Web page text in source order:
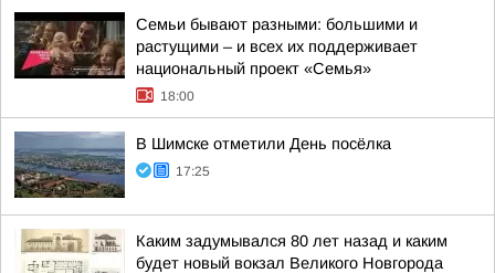
Семьи бывают разными: большими и
растущими – и всех их поддерживает
национальный проект «Семья»
18:00
В Шимске отметили День посёлка
17:25
Каким задумывался 80 лет назад и каким
будет новый вокзал Великого Новгорода